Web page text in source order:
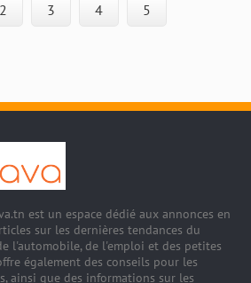
2 3 4 5
est un espace dédié aux annonces en
sur les dernières tendances du
l'automobile, de l'emploi et des petites
également des conseils pour les
ainsi que des informations sur les